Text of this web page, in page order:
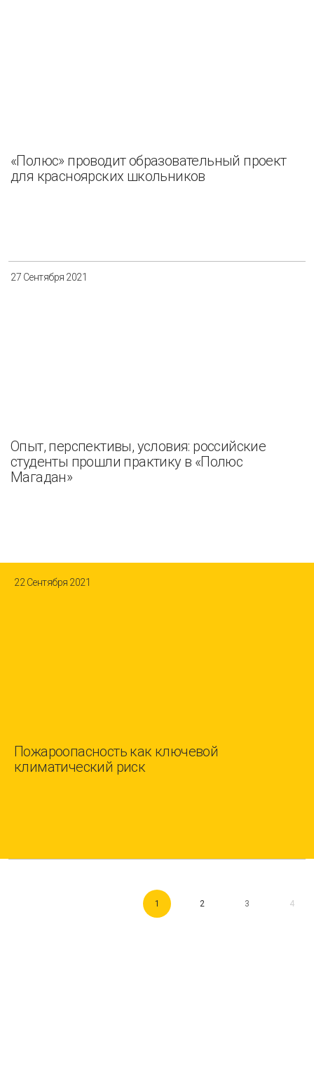
«Полюс» проводит образовательный проект
для красноярских школьников
27 Сентября 2021
Опыт, перспективы, условия: российские
студенты прошли практику в «Полюс
Магадан»
22 Сентября 2021
Пожароопасность как ключевой
климатический риск
1 2 3 4